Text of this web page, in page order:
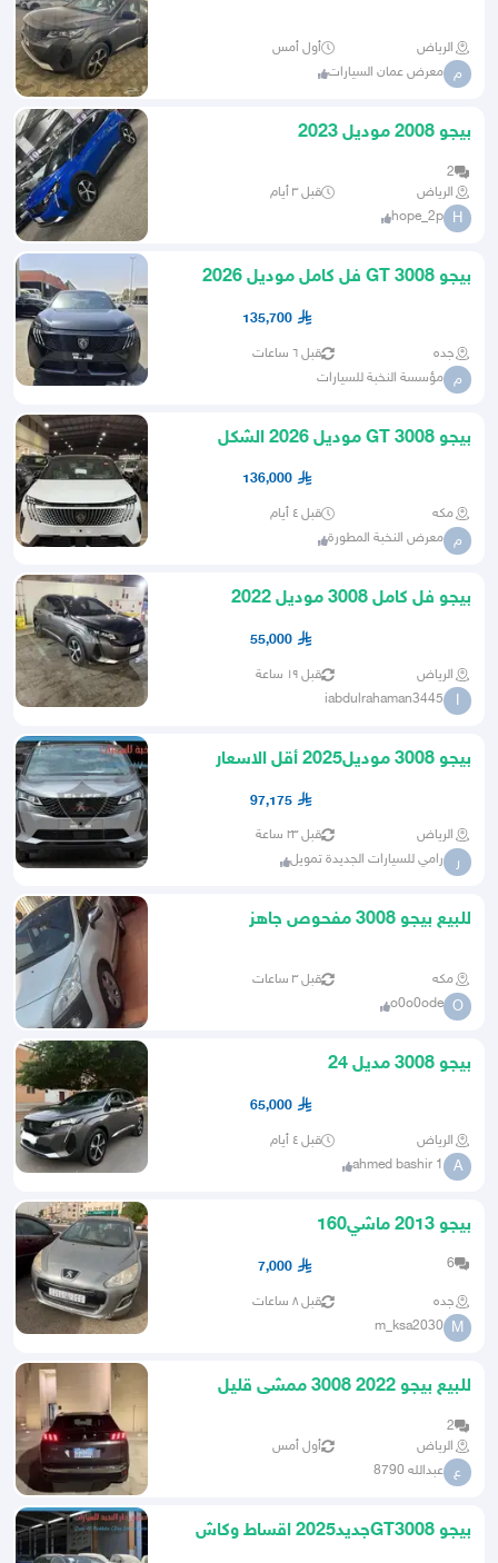
الرياض أول أمس
م معرض عمان السيارات
بيجو 2008 موديل 2023
2
الرياض
قبل ٣ أيام
H
hope_2p
بيجو 3008 GT فل كامل موديل 2026
135,700
جده قبل ٦ ساعات
م مؤسسة النخبة للسيارات
بيجو 3008 GT موديل 2026 الشكل
136,000
مكه قبل ٤ أيام
م معرض النخبة المطورة
بيجو فل كامل 3008 موديل 2022
55,000
الرياض قبل ١٩ ساعة
I
iabdulrahaman3445
بيجو 3008 موديل2025 أقل الاسعار
97,175
الرياض قبل ٢٣ ساعة
ر رامي للسيارات الجديدة تمويل
للبيع بيجو 3008 مفحوص جاهز
مكه قبل ٣ ساعات
O
o0o0ode
بيجو 3008 مديل 24
65,000
الرياض قبل ٤ أيام
A
ahmed bashir 1
بيجو 2013 ماشي160
6
7,000
جده قبل ٨ ساعات
M
m_ksa2030
للبيع بيجو 2022 3008 ممشى قليل
2
الرياض
أول أمس
ع عبدالله 8790
بيجو GT3008جديد2025 اقساط وكاش